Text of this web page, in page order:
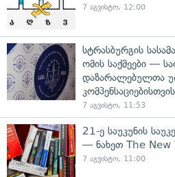
7 აგვისტო, 12:00
სტრასბურგის
ომის საქმეები —
დაზარალებულთა
კომპენსაციებისთვის
7 აგვისტო, 11:53
21-ე საუკუნის
— ნახეთ The New
7 აგვისტო, 11:00